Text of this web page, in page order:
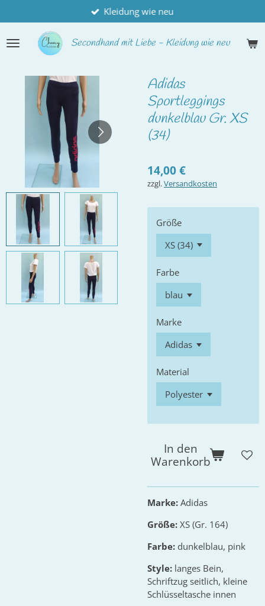
Hauptinhalt
springen
Secondhandmit Liebe - Kleidung wie neu
Kleidung wie neu
Adidas
Sportleggings
dunkelblau Gr. XS
(34)
14,00 €
zzgl.Versandkosten
Größe
Farbe
Marke
Material
In den
Warenkorb
Marke: Adidas
Größe: XS (Gr. 164)
Farbe: dunkelblau, pink
Style: langes Bein,
Schriftzug seitlich, kleine
Schlüsseltasche innen